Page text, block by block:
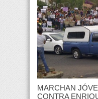
MARCHAN
CONTRA